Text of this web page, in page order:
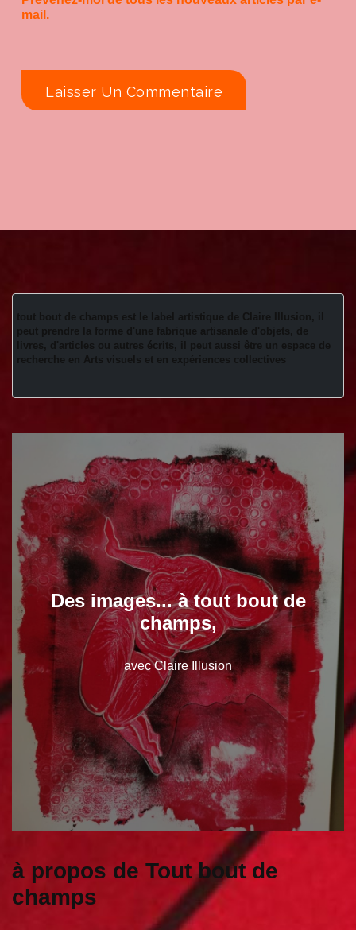
mail.
tout bout de champs est le label artistique de Claire Illusion, il
peut prendre la forme d'une fabrique artisanale d'objets, de
livres, d'articles ou autres écrits, il peut aussi être un espace de
recherche en Arts visuels et en expériences collectives
Des images... à tout bout de
champs,
avec Claire Illusion
à propos de Tout bout de
champs